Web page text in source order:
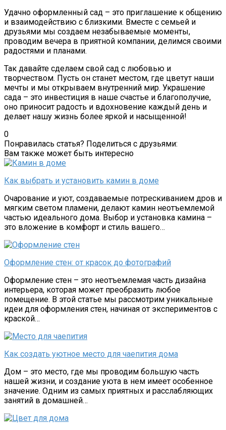
Удачно оформленный сад – это приглашение к общению
и взаимодействию с близкими. Вместе с семьей и
друзьями мы создаем незабываемые моменты,
проводим вечера в приятной компании, делимся своими
радостями и планами.
Так давайте сделаем свой сад с любовью и
творчеством. Пусть он станет местом, где цветут наши
мечты и мы открываем внутренний мир. Украшение
сада – это инвестиция в наше счастье и благополучие,
оно приносит радость и вдохновение каждый день и
делает нашу жизнь более яркой и насыщенной!
0
Понравилась статья? Поделиться с друзьями:
Вам также может быть интересно
Как выбрать и установить камин в доме
Очарование и уют, создаваемые потрескиванием дров и
мягким светом пламени, делают камин неотъемлемой
частью идеального дома. Выбор и установка камина –
это вложение в комфорт и стиль вашего…
Оформление стен: от красок до фотографий
Оформление стен – это неотъемлемая часть дизайна
интерьера, которая может преобразить любое
помещение. В этой статье мы рассмотрим уникальные
идеи для оформления стен, начиная от экспериментов с
краской…
Как создать уютное место для чаепития дома
Дом – это место, где мы проводим большую часть
нашей жизни, и создание уюта в нем имеет особенное
значение. Одним из самых приятных и расслабляющих
занятий в домашней…